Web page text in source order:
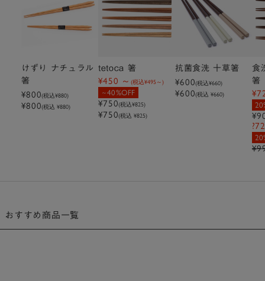
けずり ナチュラル
箸
¥800(税込¥880)
¥800(税込 ¥880)
tetoca 箸
¥450 (税込¥495 )
40%OFF
¥750(税込¥825)
¥750(税込 ¥825)
抗菌食洗 十草箸
¥600(税込¥660)
¥600(税込 ¥660)
食
箸
おすすめ商品一覧